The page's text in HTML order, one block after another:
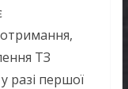
ТЗ
разі першої